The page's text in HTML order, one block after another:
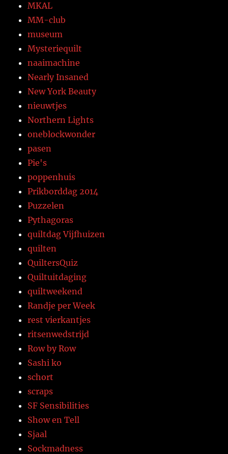
MKAL
MM-club
museum
Mysteriequilt
naaimachine
Nearly Insaned
New York Beauty
nieuwtjes
Northern Lights
oneblockwonder
pasen
Pie's
poppenhuis
Prikborddag 2014
Puzzelen
Pythagoras
quiltdag Vijfhuizen
quilten
QuiltersQuiz
Quiltuitdaging
quiltweekend
Randje per Week
rest vierkantjes
ritsenwedstrijd
Row by Row
Sashi ko
schort
scraps
SF Sensibilities
Show en Tell
Sjaal
Sockmadness